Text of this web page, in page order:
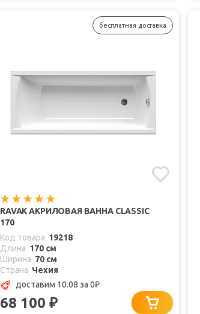
бесплатная доставка
RAVAK АКРИЛОВАЯ ВАННА CLASSIC
170
Код товара 19218
Длина 170 см
Ширина 70 см
Страна Чехия
доставим 10.08 за 0₽
68 100 ₽